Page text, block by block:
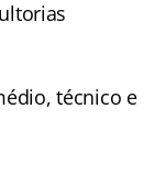
técnico e